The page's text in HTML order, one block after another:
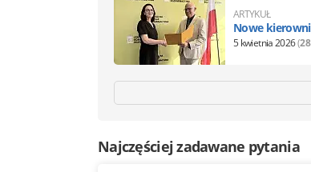
ARTYKUŁ
Nowe
5 kwietnia 2026(28
Najczęściej zadawane pytania